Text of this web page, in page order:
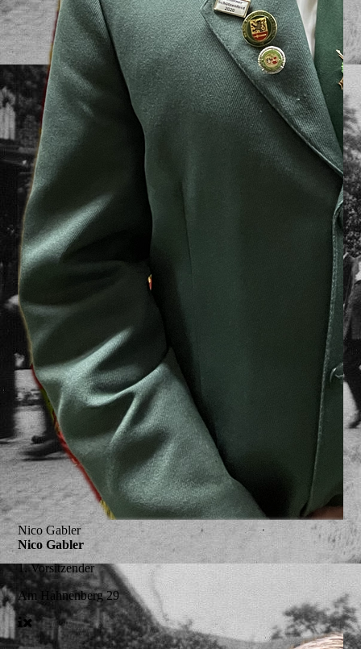
Nico Gabler
Nico Gabler
1. Vorsitzender
Am Hahnenberg 29